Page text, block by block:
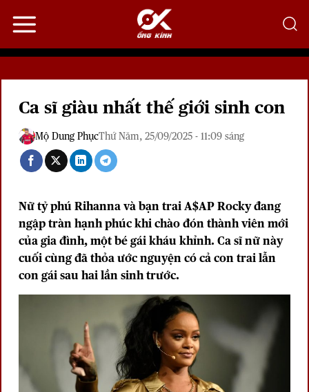
qua
dung
Ca sĩ giàu nhất thế giới sinh con
Mộ Dung PhụcThứ Năm, 25/09/2025 - 11:09 sáng
Nữ tỷ phúRihannavà bạn trai A$AP Rocky đang
ngập tràn hạnh phúc khi chào đón thành viên mới
của gia đình, một bé gái kháu khỉnh. Ca sĩ nữ này
cuối cùng đã thỏa ước nguyện có cả con trai lẫn
con gái sau hai lần sinh trước.